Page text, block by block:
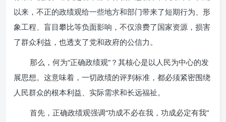
以来，不正的政绩观给一些地方和部门带来了短期行为、形
象工程、盲目攀比等负面影响，不仅浪费了国家资源，损害
了群众利益，也透支了党和政府的公信力。
那么，何为“正确政绩观”？其核心是以人民为中心的发
展思想。这意味着，一切政绩的评判标准，都必须紧密围绕
人民群众的根本利益、实际需求和长远福祉。
首先，正确政绩观强调“功成不必在我，功成必定有我”